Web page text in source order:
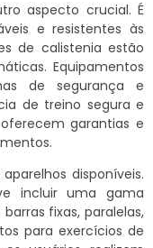
aspecto crucial. É
e resistentes às
de calistenia estão
Equipamentos
de segurança e
de treino segura e
garantias e
disponíveis.
incluir uma gama
fixas, paralelas,
para exercícios de